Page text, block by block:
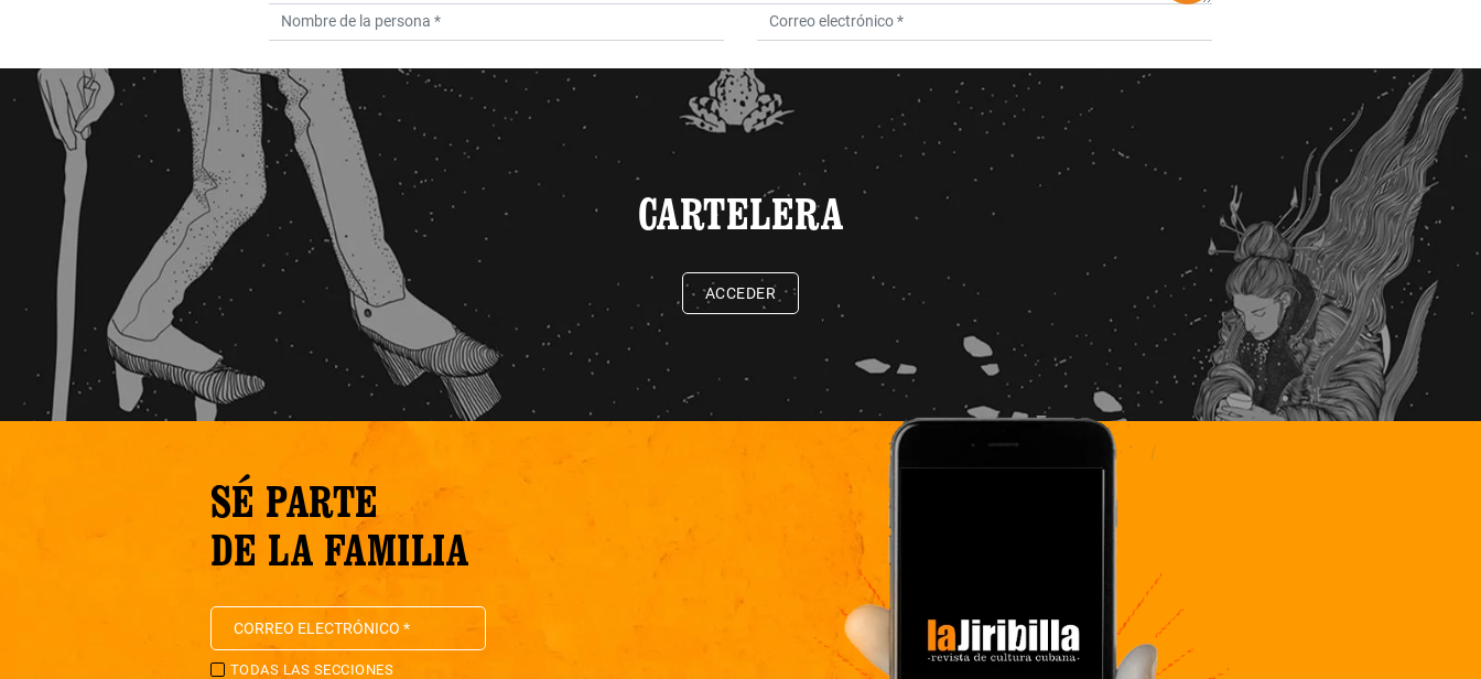
CARTELERA
ACCEDER
SÉ PARTE
DE LA FAMILIA
TODAS LAS SECCIONES